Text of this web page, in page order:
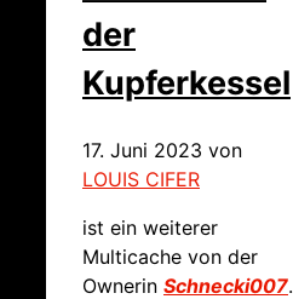
der
Kupferkessel
17. Juni 2023 von
LOUIS CIFER
ist ein weiterer
Multicache von der
Ownerin Schnecki007.